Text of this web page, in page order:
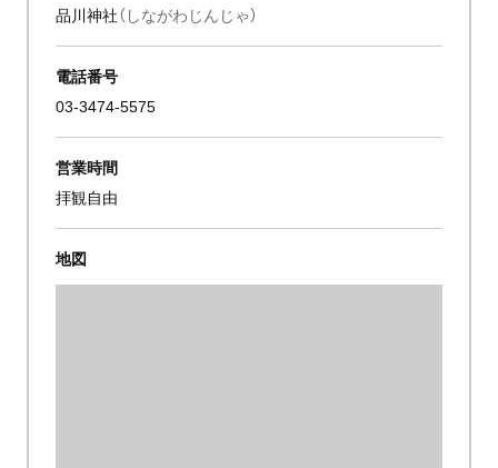
品川神社（しながわじんじゃ）
電話番号
03-3474-5575
営業時間
拝観自由
地図